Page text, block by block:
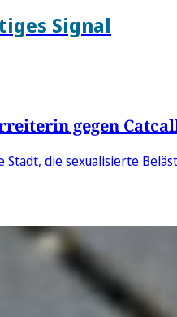
Signal
gegen
Stadt, die sexualisierte